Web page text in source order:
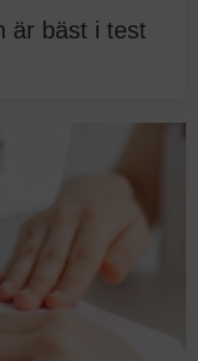
är bäst i test